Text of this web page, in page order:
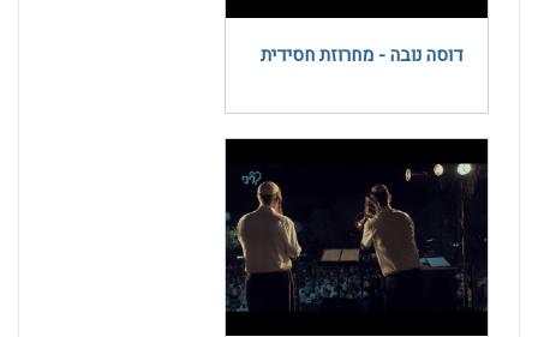
דוסה נובה - מחרוזת חסידית